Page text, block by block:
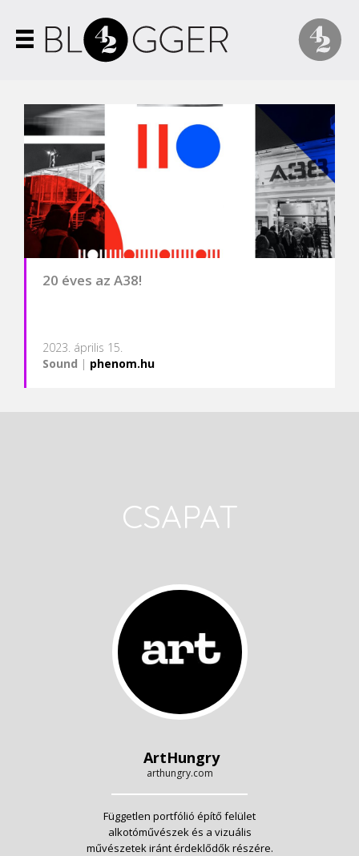
20 éves az A38!
2023. április 15.
Sound | phenom.hu
CSAPAT
ArtHungry
arthungry.com
Független portfólió építő felület
alkotóművészek és a vizuális
művészetek iránt érdeklődők részére.